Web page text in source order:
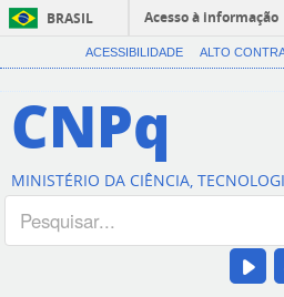
BRASIL
Acesso à informação
ACESSIBILIDADE ALTO
CNPq
MINISTÉRIO DA CIÊNCIA,